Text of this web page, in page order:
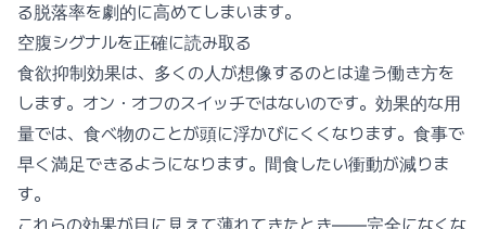
る脱落率を劇的に高めてしまいます。
空腹シグナルを正確に読み取る
食欲抑制効果は、多くの人が想像するのとは違う働き方を
します。オン・オフのスイッチではないのです。効果的な用
量では、食べ物のことが頭に浮かびにくくなります。食事で
早く満足できるようになります。間食したい衝動が減りま
す。
これらの効果が目に見えて薄れてきたとき——完全になくな